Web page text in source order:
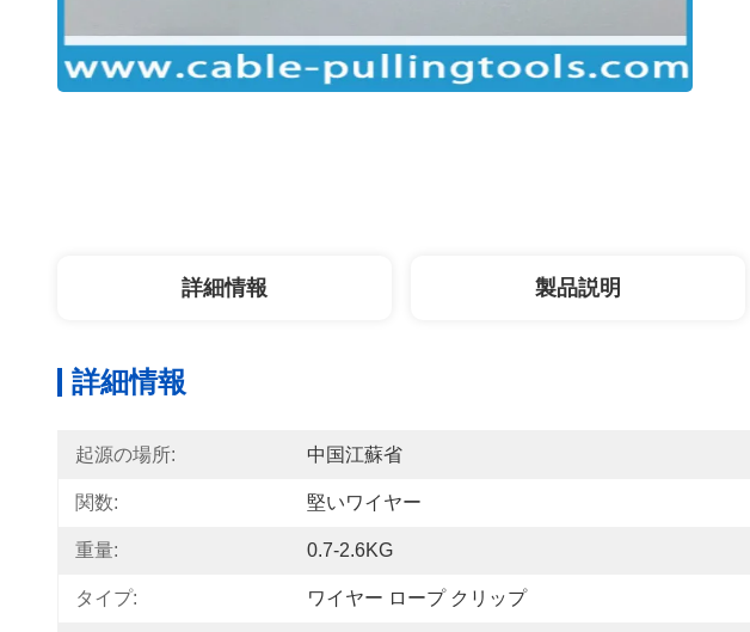
詳細情報 製品説明
詳細情報
起源の場所: 中国江蘇省
関数: 堅いワイヤー
重量: 0.7-2.6KG
タイプ: ワイヤー ロープ クリップ